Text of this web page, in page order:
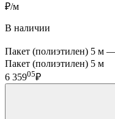
₽/м
В наличии
Пакет (полиэтилен) 5 м
Пакет (полиэтилен) 5 м
6 35905₽